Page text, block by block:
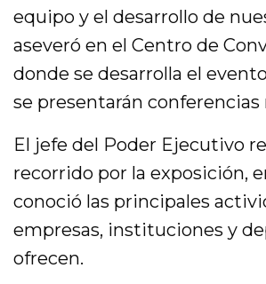
equipo y el desarrollo de
aseveró en el Centro de
donde se desarrolla el
se presentarán conferencias
El jefe del Poder Ejecutivo
recorrido por la exposición,
conoció las principales
empresas, instituciones y
ofrecen.